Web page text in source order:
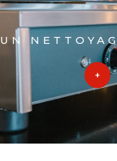
UN